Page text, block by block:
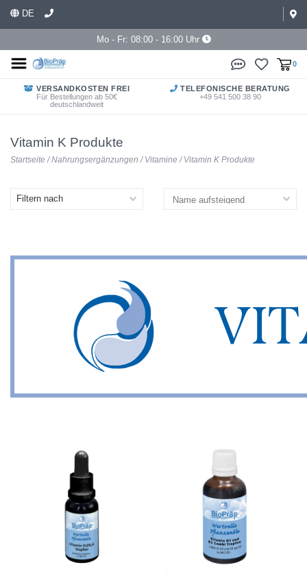
DE
Mo - Fr: 08:00 - 16:00 Uhr
0
VERSANDKOSTEN FREI
Für Bestellungen ab 50€
deutschlandweit
TELEFONISCHE BERATUNG
+49 541 500 38 90
Vitamin K Produkte
Startseite/Nahrungsergänzungen / Vitamine/ Vitamin K Produkte
Filtern nach